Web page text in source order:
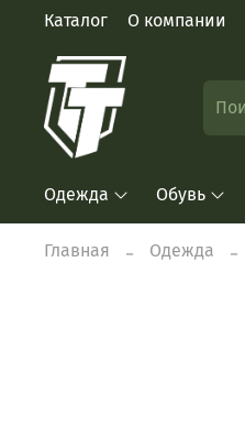
Каталог О компании
Одежда Обувь
Главная Одежда